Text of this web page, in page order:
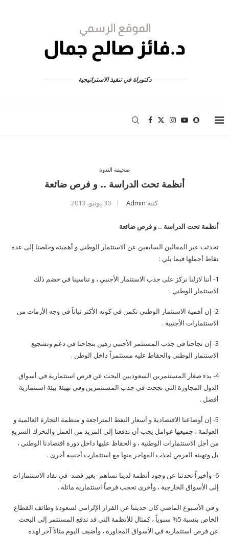
دكتوراة في تنفيذ الاستراتيجية
صحيفة الندوة
أنظمة تحت الدراسة .. و فرص ضائعة
كتبه Admin 30 يونيو، 2013
أنظمة تحت الدراسة .. و فرص ضائعة
تحدثت عبر المقالين السابقين عن الاستثمار الوطني و أهميته وخلصنا إلى عدة
نقاط أجملها فيما يلي :
1- أننا لازلنا نركز على جذب الاستثمار الأجنبي ، و تناسينا في خضم ذلك
الاستثمار الوطني .
2- إن أهمية الاستثمار الوطني تكمن في كونه الأكثر ثباتاً في وجه الأزمات من
الاستثمارات الأجنبية .
3- إن نجاحنا في جذب المستثمر الأجنبي رهين بنجاحنا في دعم وتشجيع
الاستثمار الوطني والحفاظ عليه مستثمراً داخل الوطن .
4- بدء صغار المستثمرين السعوديين البحث عن فرص استثمارية في أسواق
الدول المجاورة التي نجحت في جذب المستثمرين وفي تهيئة بيئة استثمارية
أفضل .
5- إن أوضاعنا الاقتصادية و أسعار النفط المتراجعة و منظمة التجارة العالمية و
العولمة ، جميعها عوامل يجب أن تدفعنا إلى المزيد من العمل والتحرك السريع
من أجل الاستثمارات الوطنية ، و الحفاظ عليها داخل دورة اقتصادنا الوطني ،
بل وتهيئة الفرص لجذب المهاجر منها مع استثمارت أجنبية أخرى .
6- وأخيراً تحدثنا عن وجود أنظمة لدينا تساهم -بغير قصد- في نفاد الاستثمارات
إلى الأسواق الخارجية ، وأخرى تحجب فرصاً استثمارية ماثلة .
و في الأسبوع الماضي كان حديثنا عن القرار الإلزامي لسعودة وظائف القطاع
الخاص بنسبة 5% سنوياً ، كمثال للأنظمة التي قد تدفع المستثمر إلى البحث
عن فرص استثمارية في الأسواق المجاورة ، وأضيف اليوم مثالاً آخر لهذه